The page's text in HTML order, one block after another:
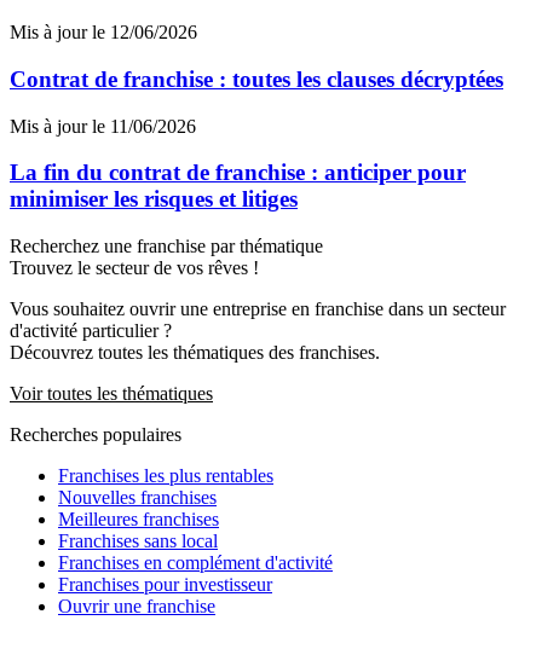
Mis à jour le 12/06/2026
Contrat de franchise : toutes les clauses décryptées
Mis à jour le 11/06/2026
La fin du contrat de franchise : anticiper pour
minimiser les risques et litiges
Recherchez une franchise par thématique
Trouvez le secteur de vos rêves !
Vous souhaitez ouvrir une entreprise en franchise dans un secteur
d'activité particulier ?
Découvrez toutes les thématiques des franchises.
Voir toutes les thématiques
Recherches populaires
Franchises les plus rentables
Nouvelles franchises
Meilleures franchises
Franchises sans local
Franchises en complément d'activité
Franchises pour investisseur
Ouvrir une franchise